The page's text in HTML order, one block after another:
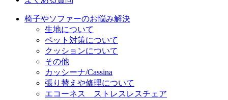
椅子やソファーのお悩み解決
生地について
ペット対策について
クッションについて
その他
カッシーナ/Cassina
張り替えや修理について
エコーネス ストレスレスチェア